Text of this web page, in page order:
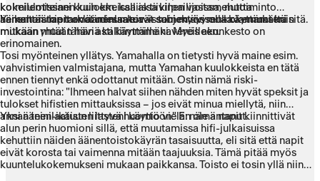
kolmiulotteinen kuin em. kalliissa kilpailijoissa, mutta
äänentoiston tarkkuudessa eivät subjektiivisen kokemukseni
mukaan yhtään häviä kalliimmille kavereilleen.
kokeilemissani kuulokkeissa aktiivinen vastamelutoiminto
heikentää hieman äänenlaatua — toinen syy olla käyttämättä sitä.
Yamahan napit ovat minun korvissani myös mukavammat kuin
mitkään muut tähän asti käyttämäni. Myös akunkesto on
erinomainen.
Tosi myönteinen yllätys. Yamahalla on tietysti hyvä maine esim.
vahvistimien valmistajana, mutta Yamahan kuulokkeista en tätä
ennen tiennyt enkä odottanut mitään. Ostin nämä riski-
investointina: "Ihmeen halvat siihen nähden miten hyvät speksit ja
tulokset hifistien mittauksissa – jos eivät minua miellytä, niin
annan teini-ikäisten lasteni käyttöön." En ole antanut.
Yksi äänenlaatuun liittyvä huomio vielä: nämä napit kiinnittivät
alun perin huomioni sillä, että muutamissa hifi-julkaisuissa
kehuttiin näiden äänentoistokäyrän tasaisuutta, eli sitä että napit
eivät korosta tai vaimenna mitään taajuuksia. Tämä pitää myös
kuuntelukokemukseni mukaan paikkansa. Toisto ei tosin yllä niin